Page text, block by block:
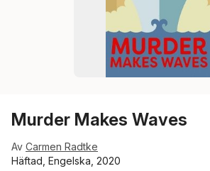
Murder Makes Waves
Av Carmen Radtke
Häftad, Engelska, 2020